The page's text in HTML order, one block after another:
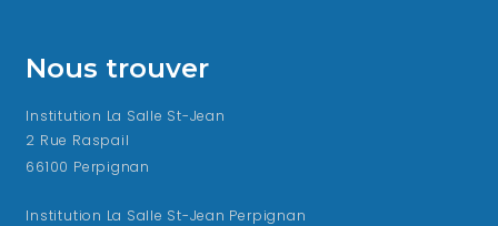
Nous trouver
Institution La Salle St-Jean
2 Rue Raspail
66100 Perpignan
Institution La Salle St-Jean Perpignan